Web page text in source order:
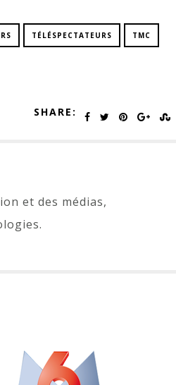
TÉLÉSPECTATEURS TMC
SHARE:
et des médias,